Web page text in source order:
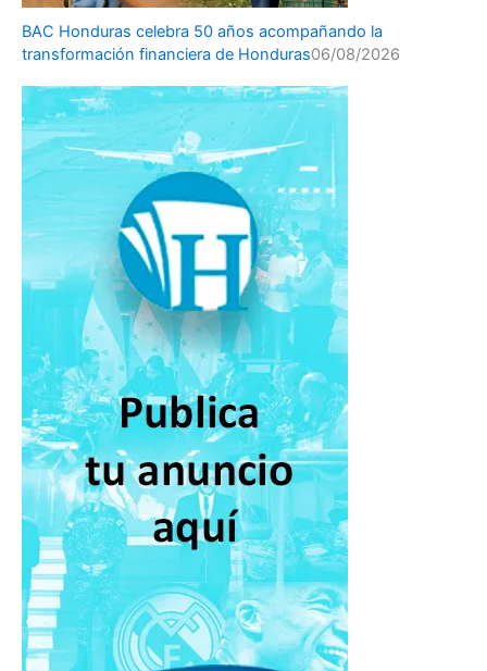
BAC Honduras celebra 50 años acompañando la
transformación financiera de Honduras06/08/2026